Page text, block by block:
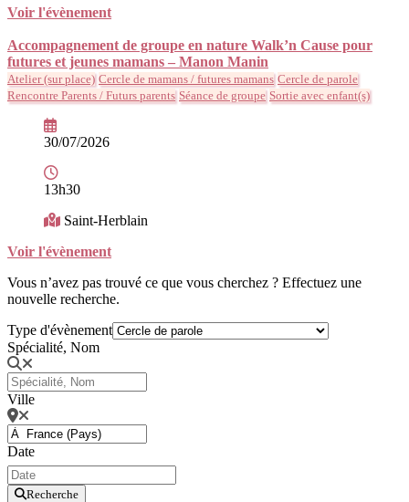
Voir l'évènement
Accompagnement de groupe en nature Walk’n Cause pour
futures et jeunes mamans – Manon Manin
Atelier (sur place) Cercle de mamans / futures mamans Cercle de parole
Rencontre Parents / Futurs parents Séance de groupe Sortie avec enfant(s)
30/07/2026
13h30
Saint-Herblain
Voir l'évènement
Vous n’avez pas trouvé ce que vous cherchez ? Effectuez une
nouvelle recherche.
Type d'évènement
Spécialité, Nom
Ville
Date
Recherche